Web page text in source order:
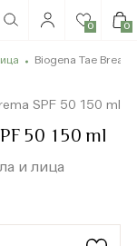
0 0
Biogena Tae Break
SPF 50 150 ml
50 150 ml
и лица